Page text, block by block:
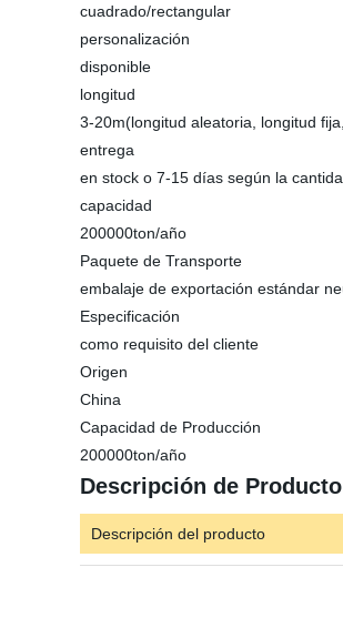
cuadrado/rectangular
personalización
disponible
longitud
3-20m(longitud aleatoria, longitud
entrega
en stock o 7-15 días según la
capacidad
200000ton/año
Paquete de Transporte
embalaje de exportación estándar
Especificación
como requisito del cliente
Origen
China
Capacidad de Producción
200000ton/año
Descripción de Producto
Descripción del producto